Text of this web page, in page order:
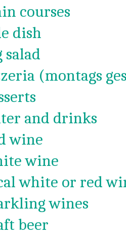
courses
dish
salad
(montags
and drinks
wine
wine
white or red
wines
beer